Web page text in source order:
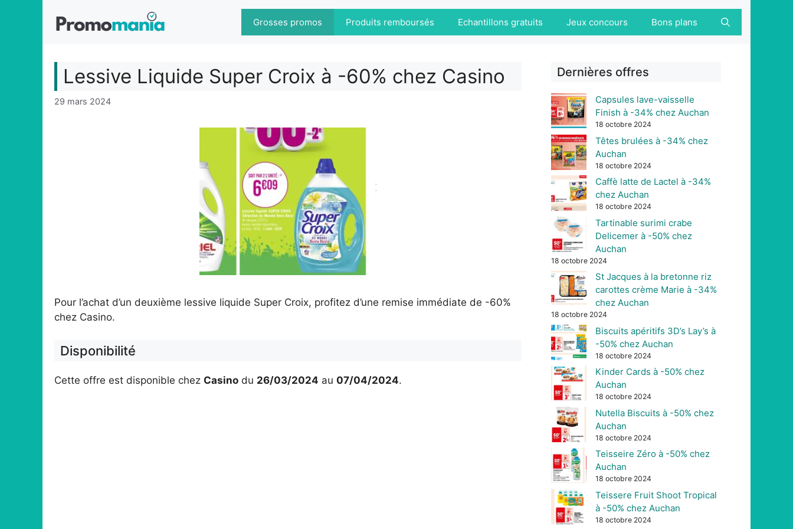
Grosses promos Produits remboursés Echantillons gratuits Jeux concours Bons plans
Lessive Liquide Super Croix à -60% chez Casino
29 mars 2024
Pour l’achat d’un deuxième lessive liquide Super Croix, profitez d’une remise immédiate de -60%
chez Casino.
Disponibilité
Cette offre est disponible chez Casino du 26/03/2024 au 07/04/2024.
Dernières offres
Capsules lave-vaisselle
Finish à -34% chez Auchan
18 octobre 2024
Têtes brulées à -34% chez
Auchan
18 octobre 2024
Caffè latte de Lactel à -34%
chez Auchan
18 octobre 2024
Tartinable surimi crabe
Delicemer à -50% chez
Auchan
18 octobre 2024
St Jacques à la bretonne riz
carottes crème Marie à -34%
chez Auchan
18 octobre 2024
Biscuits apéritifs 3D’s Lay’s à
-50% chez Auchan
18 octobre 2024
Kinder Cards à -50% chez
Auchan
18 octobre 2024
Nutella Biscuits à -50% chez
Auchan
18 octobre 2024
Teisseire Zéro à -50% chez
Auchan
18 octobre 2024
Teissere Fruit Shoot Tropical
à -50% chez Auchan
18 octobre 2024